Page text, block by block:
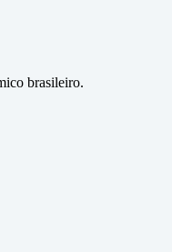
brasileiro.